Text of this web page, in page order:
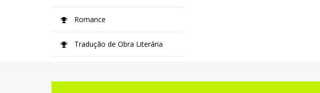
Romance
Tradução de Obra Literária